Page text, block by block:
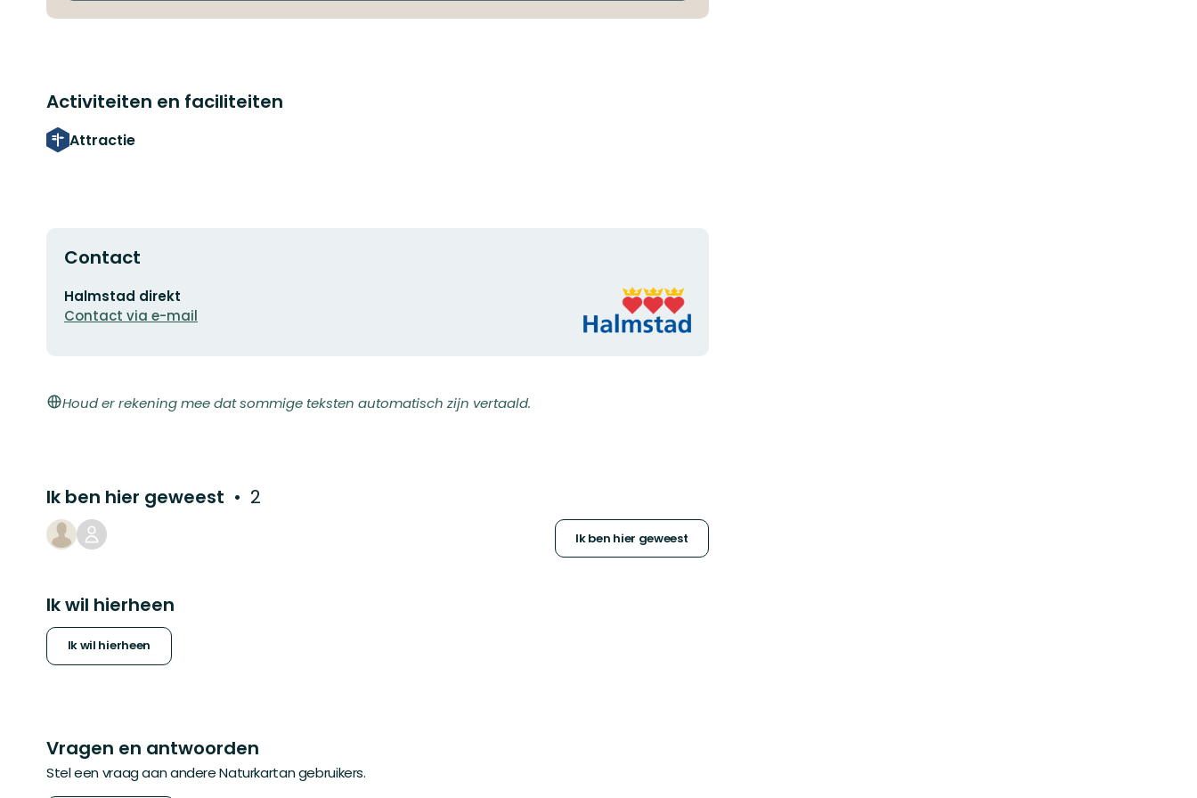
Activiteiten en faciliteiten
Attractie
Contact
E-
mailadres
Halmstad direkt
Contact via e-mail
Organisatie-
logotype
Houd er rekening mee dat sommige teksten automatisch zijn vertaald.
Ik ben hier geweest 2
Ik ben hier geweest
Ik wil hierheen
Ik wil hierheen
Vragen en antwoorden
Stel een vraag aan andere Naturkartan gebruikers.